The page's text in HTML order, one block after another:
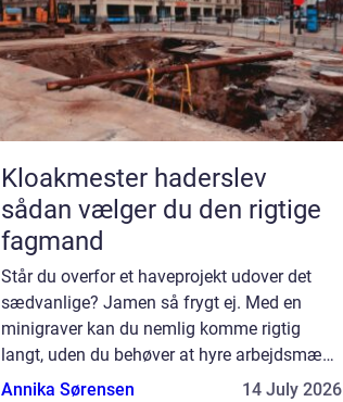
Kloakmester haderslev
sådan vælger du den rigtige
fagmand
Står du overfor et haveprojekt udover det
sædvanlige? Jamen så frygt ej. Med en
minigraver kan du nemlig komme rigtig
langt, uden du behøver at hyre arbejdsmænd
til at klare det hårde arbejde. Selvfølgelig
Annika Sørensen 14 July 2026